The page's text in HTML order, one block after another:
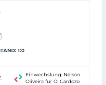
1:0
Einwechslung: Nélson
Oliveira für Ó. Cardozo